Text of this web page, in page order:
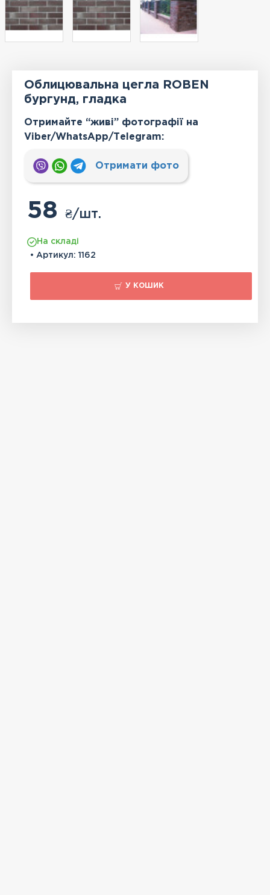
Облицювальна цегла ROBEN
бургунд, гладка
Отримайте “живі” фотографії на
Viber/WhatsApp/Тelegram:
Отримати фото
58₴/шт.
На складі
• Артикул: 1162
У КОШИК